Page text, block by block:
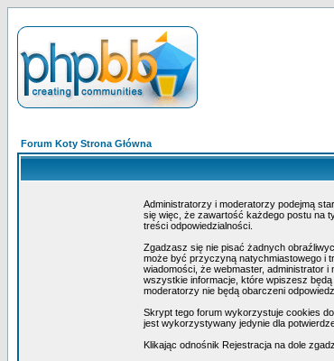
Forum Koty Strona Główna
Administratorzy i moderatorzy podejmą
się więc, że zawartość każdego postu na
treści odpowiedzialności.
Zgadzasz się nie pisać żadnych
może być przyczyną natychmiastowego i
wiadomości, że webmaster, administrator
wszystkie informacje, które wpiszesz
moderatorzy nie będą obarczeni
Skrypt tego forum wykorzystuje cookies
jest wykorzystywany jedynie dla
Klikając odnośnik Rejestracja na dole